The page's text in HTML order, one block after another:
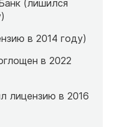
(лишился
в 2014 году)
в 2022
лицензию в 2016